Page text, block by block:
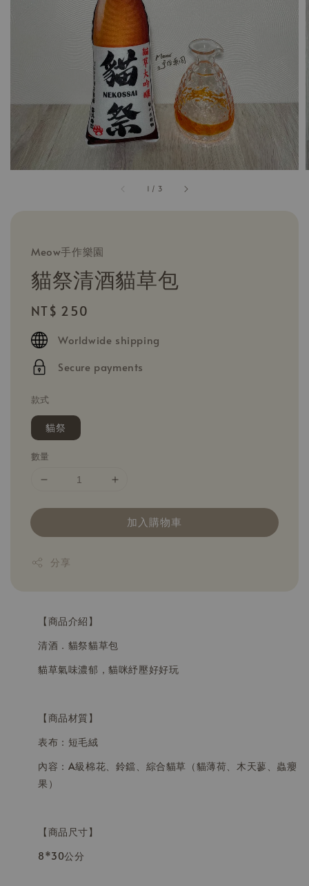
1 / 3
Meow手作樂園
貓祭清酒貓草包
Regular
price
NT$ 250
Worldwide shipping
Secure payments
款式
貓祭
數量
加入購物車
分享
【商品介紹】
清酒．貓祭貓草包
貓草氣味濃郁，貓咪紓壓好好玩
【商品材質】
表布：短毛絨
內容：A級棉花、鈴鐺、綜合貓草（貓薄荷、木天蓼、蟲癭
果）
【商品尺寸】
8*30公分